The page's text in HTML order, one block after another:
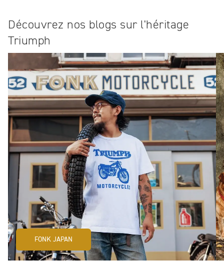
Découvrez nos blogs sur l'héritage
Triumph
FONK JAPAN